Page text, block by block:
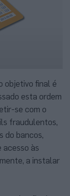
objetivo final é
esta ordem
se com o
fraudulentos,
do bancos,
acesso às
a instalar